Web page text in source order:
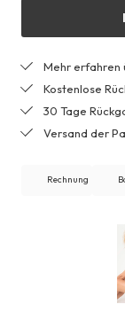
Mehr erfahren
Kostenlose
30 Tage
Versand der
Rechnung